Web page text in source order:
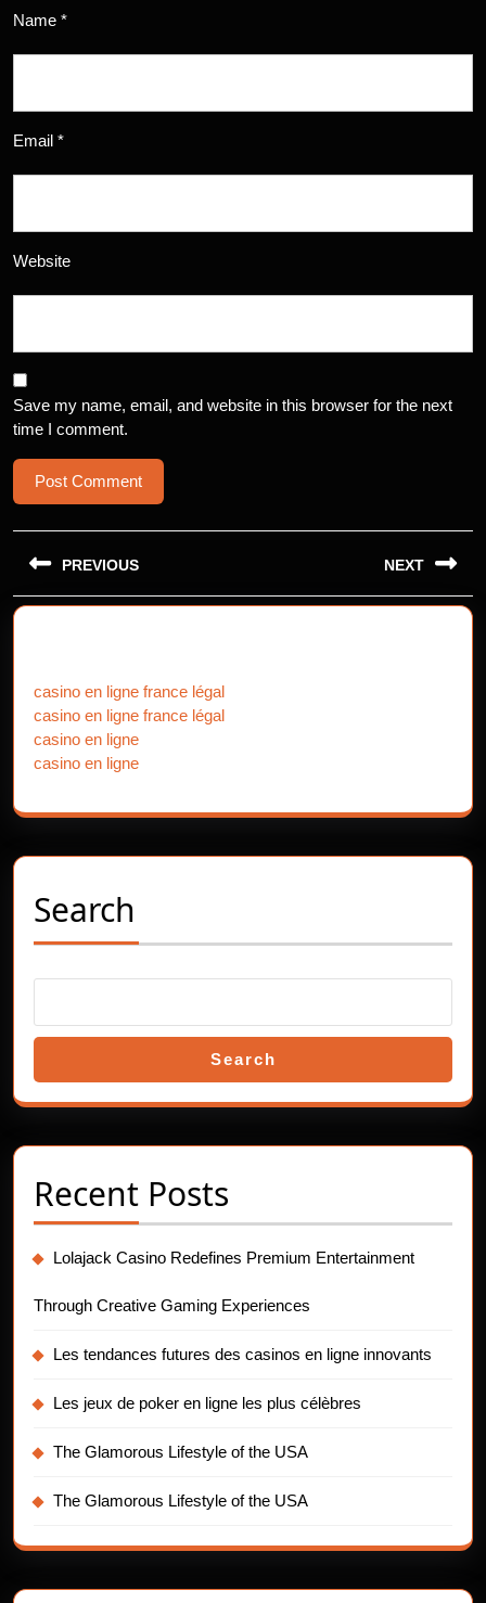
Name *
Email *
Website
Save my name, email, and website in this browser for the next
time I comment.
Post
navigation
PREVIOUS
Previous
NEXT
casino en ligne france légal
casino en ligne france légal
casino en ligne
casino en ligne
Search
Search
Recent Posts
Lolajack Casino Redefines Premium Entertainment
Through Creative Gaming Experiences
Les tendances futures des casinos en ligne innovants
Les jeux de poker en ligne les plus célèbres
The Glamorous Lifestyle of the USA
The Glamorous Lifestyle of the USA